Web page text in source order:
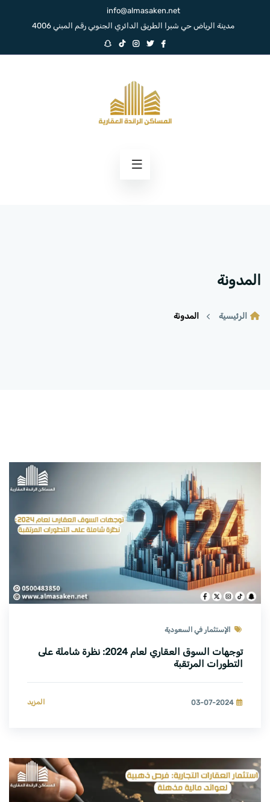
info@almasaken.net
مدينة الرياض حي شبرا الطريق الدائري الجنوبي رقم المبني 4006
المدونة
الرئيسية المدونة
الإستثمار في السعودية
توجهات السوق العقاري لعام 2024: نظرة شاملة على
التطورات المرتقبة
03-07-2024 المزيد